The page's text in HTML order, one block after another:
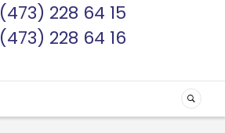
228 64 15
228 64 16